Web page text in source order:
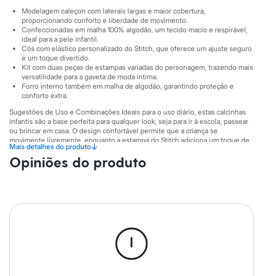
Yessica
Moda esportiva
Acessórios
Blusas
Calçados
Leggings
Shorts e Bermudas
Tops
Moda íntima
Calcinhas
Cintas e Modeladores
Meias
Pijamas
Sutiãs e Tops
Moda praia
Biquínis
Personagens
Plus size
Modelagem caleçon com laterais largas e maior cobertura,
proporcionando conforto e liberdade de movimento.
Confeccionadas em malha 100% algodão, um tecido macio e respirável,
ideal para a pele infantil.
Cós com elástico personalizado do Stitch, que oferece um ajuste seguro
e um toque divertido.
Kit com duas peças de estampas variadas do personagem, trazendo mais
versatilidade para a gaveta de moda íntima.
Forro interno também em malha de algodão, garantindo proteção e
conforto extra.
Sugestões de Uso e Combinações Ideais para o uso diário, estas calcinhas
infantis são a base perfeita para qualquer look, seja para ir à escola, passear
ou brincar em casa. O design confortável permite que a criança se
movimente livremente, enquanto a estampa do Stitch adiciona um toque de
alegria à rotina.
A gente se encontra na C&A! ❤
Mais detalhes do produto↓
Opiniões do produto